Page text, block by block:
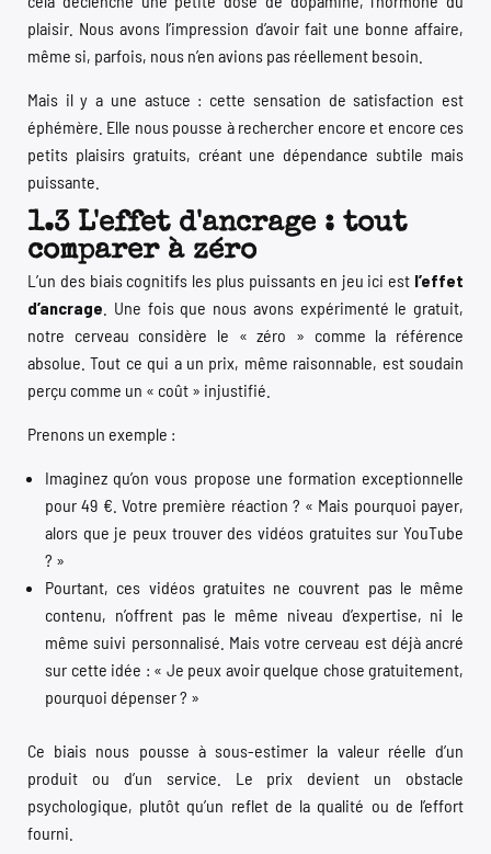
plaisir. Nous avons l’impression d’avoir fait une bonne affaire,
même si, parfois, nous n’en avions pas réellement besoin.
Mais il y a une astuce : cette sensation de satisfaction est
éphémère. Elle nous pousse à rechercher encore et encore ces
petits plaisirs gratuits, créant une dépendance subtile mais
puissante.
1.3 L'effet d'ancrage : tout
comparer à zéro
L’un des biais cognitifs les plus puissants en jeu ici est l’effet
d’ancrage . Une fois que nous avons expérimenté le gratuit,
notre cerveau considère le « zéro » comme la référence
absolue. Tout ce qui a un prix, même raisonnable, est soudain
perçu comme un « coût » injustifié.
Prenons un exemple :
Imaginez qu’on vous propose une formation exceptionnelle
pour 49 €. Votre première réaction ? « Mais pourquoi payer,
alors que je peux trouver des vidéos gratuites sur YouTube
? »
Pourtant, ces vidéos gratuites ne couvrent pas le même
contenu, n’offrent pas le même niveau d’expertise, ni le
même suivi personnalisé. Mais votre cerveau est déjà ancré
sur cette idée : « Je peux avoir quelque chose gratuitement,
pourquoi dépenser ? »
Ce biais nous pousse à sous-estimer la valeur réelle d’un
produit ou d’un service. Le prix devient un obstacle
psychologique, plutôt qu’un reflet de la qualité ou de l’effort
fourni.